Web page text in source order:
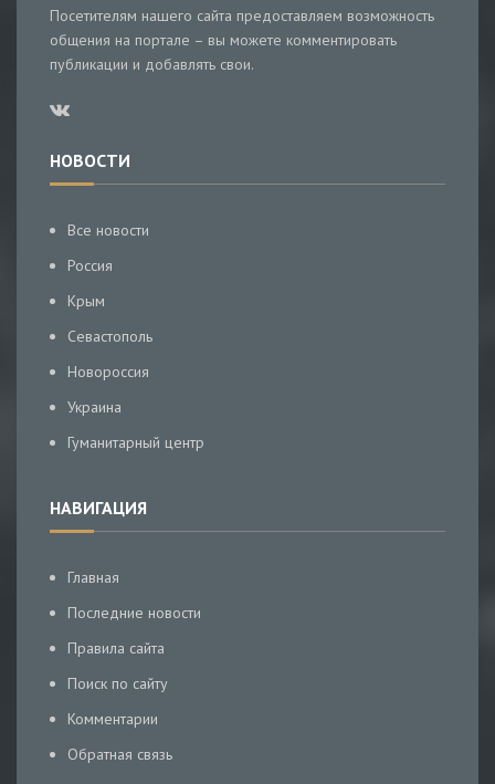
Посетителям нашего сайта предоставляем возможность
общения на портале – вы можете комментировать
публикации и добавлять свои.
НОВОСТИ
Все новости
Россия
Крым
Севастополь
Новороссия
Украина
Гуманитарный центр
НАВИГАЦИЯ
Главная
Последние новости
Правила сайта
Поиск по сайту
Комментарии
Обратная связь